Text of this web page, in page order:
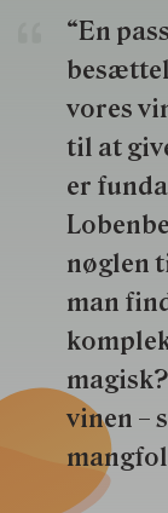
“En
vores
til at
er
nøglen
man
vinen –